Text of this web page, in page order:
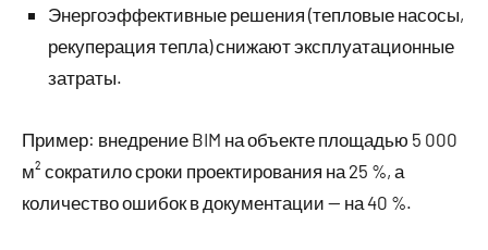
Энергоэффективные решения (тепловые насосы,
рекуперация тепла) снижают эксплуатационные
затраты.
Пример: внедрение BIM на объекте площадью 5 000
м² сократило сроки проектирования на 25 %, а
количество ошибок в документации — на 40 %.